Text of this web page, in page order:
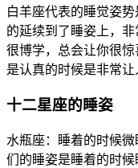
白羊座代表的睡觉姿
的延续到了睡姿上，
很博学，总会让你很
是认真的时候是非常让
十二星座的睡姿
水瓶座：睡着的时候
们的睡姿是睡着的时候